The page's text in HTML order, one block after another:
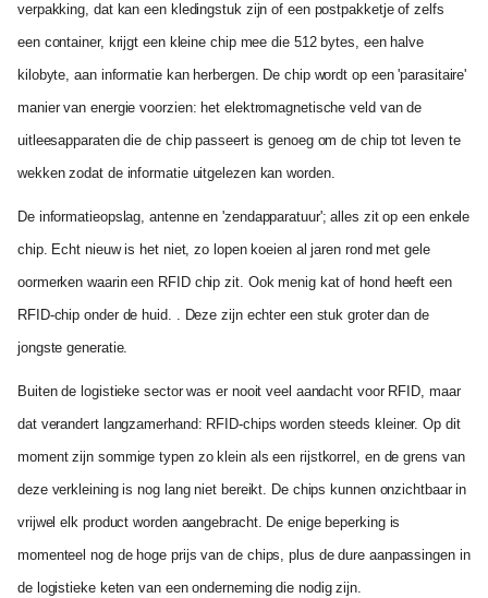
verpakking, dat kan een kledingstuk zijn of een postpakketje of zelfs
een container, krijgt een kleine chip mee die 512 bytes, een halve
kilobyte, aan informatie kan herbergen. De chip wordt op een 'parasitaire'
manier van energie voorzien: het elektromagnetische veld van de
uitleesapparaten die de chip passeert is genoeg om de chip tot leven te
wekken zodat de informatie uitgelezen kan worden.
De informatieopslag, antenne en 'zendapparatuur'; alles zit op een enkele
chip. Echt nieuw is het niet, zo lopen koeien al jaren rond met gele
oormerken waarin een RFID chip zit. Ook menig kat of hond heeft een
RFID-chip onder de huid. . Deze zijn echter een stuk groter dan de
jongste generatie.
Buiten de logistieke sector was er nooit veel aandacht voor RFID, maar
dat verandert langzamerhand: RFID-chips worden steeds kleiner. Op dit
moment zijn sommige typen zo klein als een rijstkorrel, en de grens van
deze verkleining is nog lang niet bereikt. De chips kunnen onzichtbaar in
vrijwel elk product worden aangebracht. De enige beperking is
momenteel nog de hoge prijs van de chips, plus de dure aanpassingen in
de logistieke keten van een onderneming die nodig zijn.